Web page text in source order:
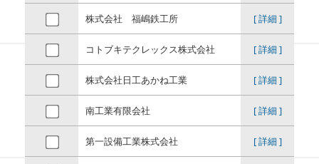
株式会社 福嶋鉄工所 [ 詳細 ]
コトブキテクレックス株式会社 [ 詳細 ]
株式会社日工あかね工業 [ 詳細 ]
南工業有限会社 [ 詳細 ]
第一設備工業株式会社 [ 詳細 ]